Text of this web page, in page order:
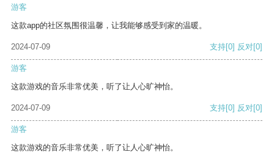
游客
这款app的社区氛围很温馨，让我能够感受到家的温暖。
2024-07-09 支持[0] 反对[0]
游客
这款游戏的音乐非常优美，听了让人心旷神怡。
2024-07-09 支持[0] 反对[0]
游客
这款游戏的音乐非常优美，听了让人心旷神怡。